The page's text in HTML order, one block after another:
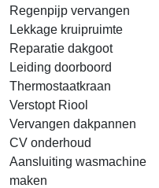
Regenpijp vervangen
Lekkage kruipruimte
Reparatie dakgoot
Leiding doorboord
Thermostaatkraan
Verstopt Riool
Vervangen dakpannen
CV onderhoud
Aansluiting wasmachine
maken